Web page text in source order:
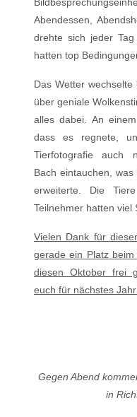
Abendessen,
drehte sich jeder
hatten top
Das Wetter
über geniale
alles dabei. An
dass es regnete,
Tierfotografie auch
Bach eintauchen,
erweiterte. Die
Teilnehmer hatten viel
Vielen Dank für
gerade ein Platz
diesen Oktober frei
euch für nächstes
Gegen Abend
in